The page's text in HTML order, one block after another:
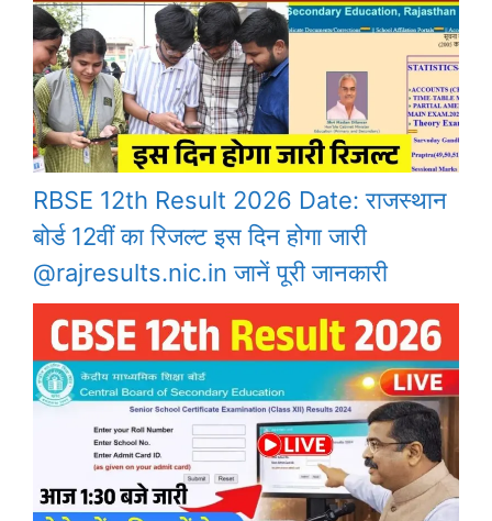
RBSE 12th Result 2026 Date: राजस्थान
बोर्ड 12वीं का रिजल्ट इस दिन होगा जारी
@rajresults.nic.in जानें पूरी जानकारी